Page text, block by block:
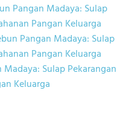
Pangan Madaya: Sulap
Pangan Keluarga
Pangan Madaya: Sulap
Pangan Keluarga
Madaya: Sulap Pekarangan
Keluarga